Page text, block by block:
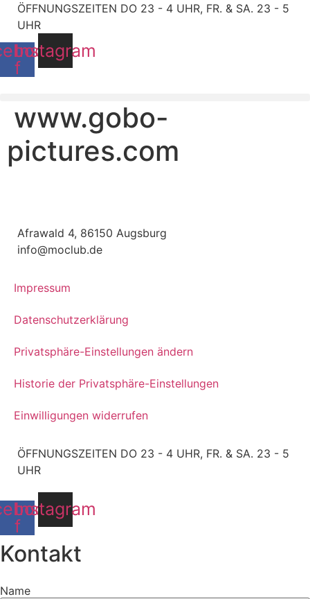
Zum
Inhalt
wechseln
ÖFFNUNGSZEITEN DO 23 - 4 UHR, FR. & SA. 23 - 5
UHR
f
Instagram
www.gobo-
pictures.com
Afrawald 4, 86150 Augsburg
info@moclub.de
Impressum
Datenschutzerklärung
Privatsphäre-Einstellungen ändern
Historie der Privatsphäre-Einstellungen
Einwilligungen widerrufen
ÖFFNUNGSZEITEN DO 23 - 4 UHR, FR. & SA. 23 - 5
UHR
f
Instagram
Kontakt
Name